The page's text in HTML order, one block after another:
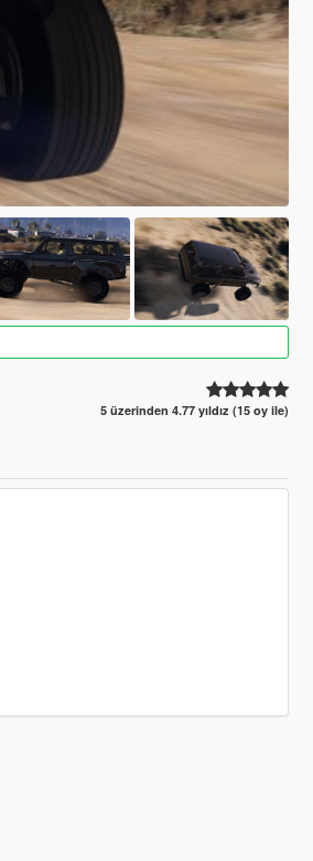
5 üzerinden 4.77 yıldız (15 oy ile)